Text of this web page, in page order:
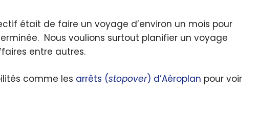
était de faire un voyage d’environ un mois pour
Nous voulions surtout planifier un voyage
entre autres.
comme les arrêts (stopover) d’Aéroplan pour voir